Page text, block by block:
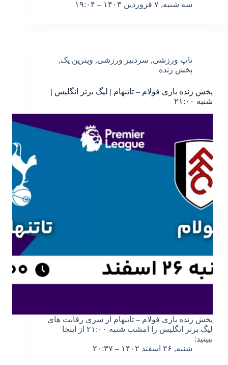
سه شنبه, ۷ فروردین ۱۴۰۳ – ۱۹:۰۴
تاپ ورزشی, سردبیر ورزشی, ویترین یک,
پخش زنده
پخش زنده بازی فولام – تاتنهام | لیگ برتر انگلیس |
شنبه ۲۱:۰۰
پخش زنده بازی فولام – تاتنهام از سری رقابت های
لیگ برتر انگلیس را امشب شنبه ۲۱:۰۰ از اینجا
ببینید:
شنبه, ۲۶ اسفند ۱۴۰۲ – ۲۰:۳۷